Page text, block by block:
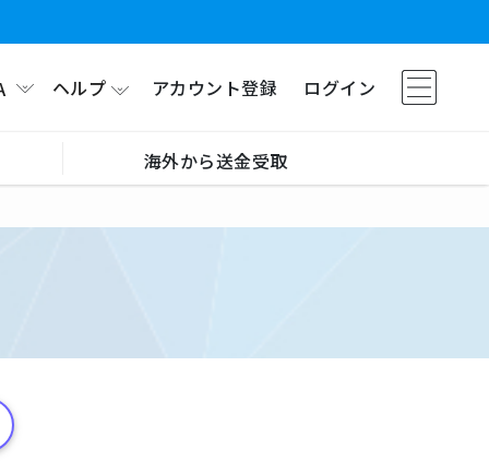
ヘルプ アカウント登録 ログイン
海外から送金受取